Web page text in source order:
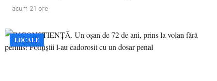
acum 21 ore
LOCALE